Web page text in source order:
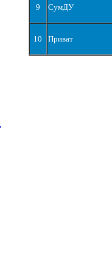
9 СумДУ
10 Приват